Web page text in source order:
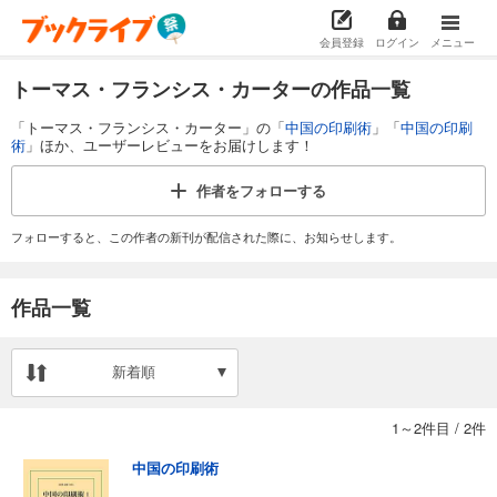
会員登録 ログイン メニュー
トーマス・フランシス・カーターの作品一覧
「トーマス・フランシス・カーター」の「中国の印刷術 」「中国の印刷
術 」ほか、ユーザーレビューをお届けします！
作者をフォローする
フォローすると、この作者の新刊が配信された際に、お知らせします。
作品一覧
新着順
1～2件目 / 2件
中国の印刷術